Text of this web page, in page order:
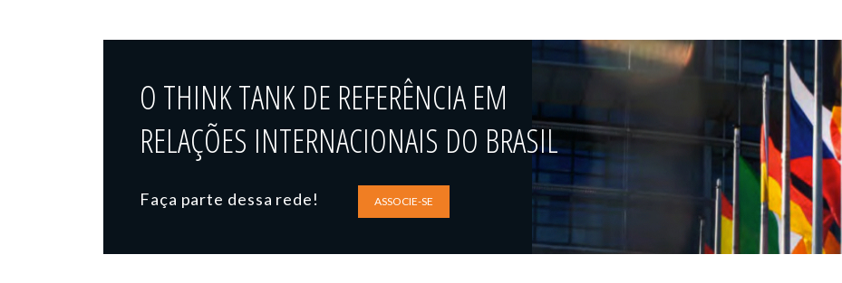
O THINK TANK DE REFERÊNCIA EM
RELAÇÕES INTERNACIONAIS DO BRASIL
Faça parte dessa rede! ASSOCIE-SE